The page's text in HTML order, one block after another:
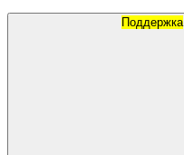
Поддержка